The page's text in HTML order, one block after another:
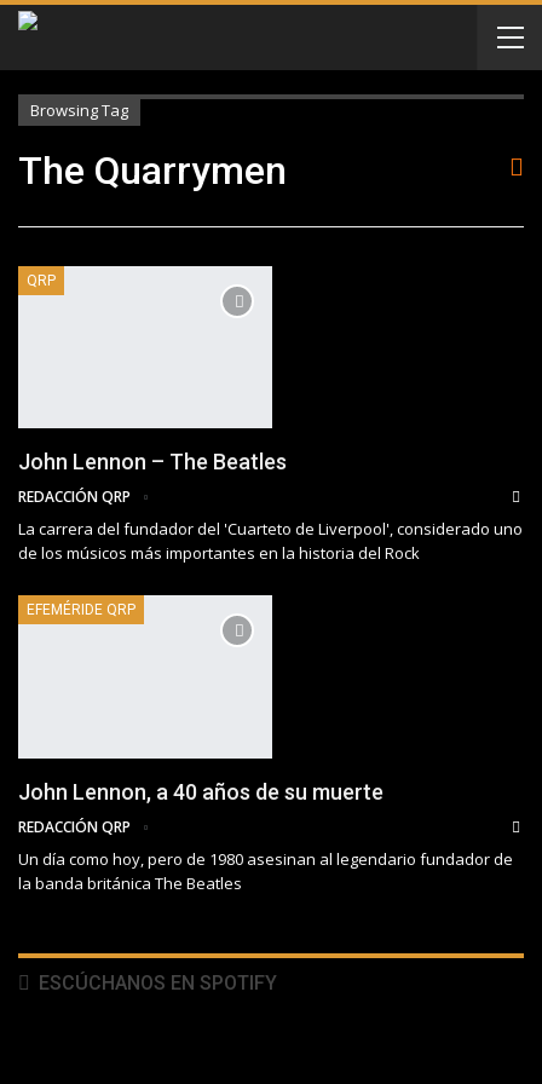
Browsing Tag
The Quarrymen
QRP
John Lennon – The Beatles
REDACCIÓN QRP
La carrera del fundador del 'Cuarteto de Liverpool', considerado uno
de los músicos más importantes en la historia del Rock
EFEMÉRIDE QRP
John Lennon, a 40 años de su muerte
REDACCIÓN QRP
Un día como hoy, pero de 1980 asesinan al legendario fundador de
la banda británica The Beatles
ESCÚCHANOS EN SPOTIFY